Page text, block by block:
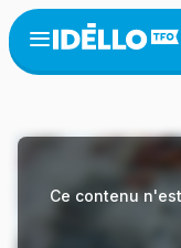
Aller
au
contenu
Open
menu
Ce contenu